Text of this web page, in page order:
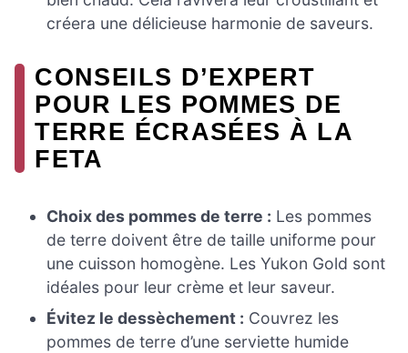
créera une délicieuse harmonie de saveurs.
CONSEILS D’EXPERT
POUR LES POMMES DE
TERRE ÉCRASÉES À LA
FETA
Choix des pommes de terre : Les pommes
de terre doivent être de taille uniforme pour
une cuisson homogène. Les Yukon Gold sont
idéales pour leur crème et leur saveur.
Évitez le dessèchement : Couvrez les
pommes de terre d’une serviette humide